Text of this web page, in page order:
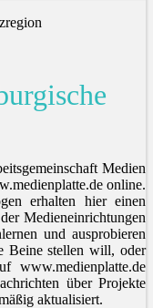
Medien
online.
erhalten hier einen
Medieneinrichtungen
und ausprobieren
Beine stellen will, oder
www.medienplatte.de
über Projekte
aktualisiert.